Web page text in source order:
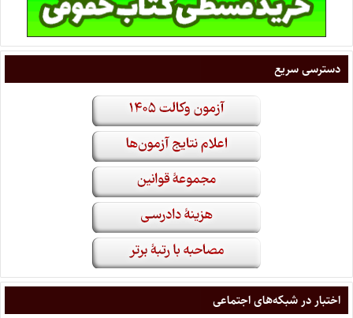
دسترسی سریع
اختبار در شبکه‌های اجتماعی